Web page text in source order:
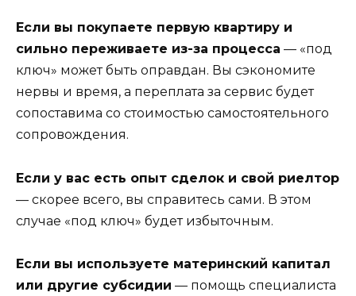
Если вы покупаете первую квартиру и
сильно переживаете из-за процесса — «под
ключ» может быть оправдан. Вы сэкономите
нервы и время, а переплата за сервис будет
сопоставима со стоимостью самостоятельного
сопровождения.
Если у вас есть опыт сделок и свой риелтор
— скорее всего, вы справитесь сами. В этом
случае «под ключ» будет избыточным.
Если вы используете материнский капитал
или другие субсидии — помощь специалиста